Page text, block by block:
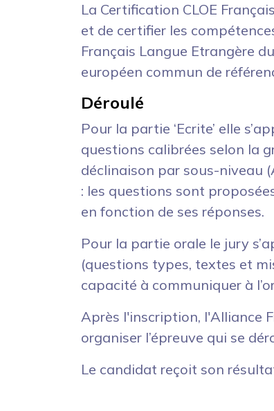
La Certification CLOE
et de certifier les
Français Langue Etrangère
européen commun de
Déroulé
Pour la partie ‘Ecrite’ elle
questions calibrées selon la
déclinaison par sous-niveau
: les questions sont
en fonction de ses réponses.
Pour la partie orale le jury
(questions types, textes et
capacité à communiquer à
Après l'inscription, l'Alliance
organiser l’épreuve qui se
Le candidat reçoit son